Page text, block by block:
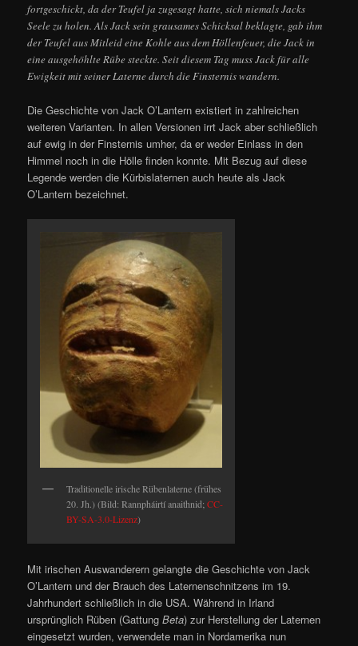
fortgeschickt, da der Teufel ja zugesagt hatte, sich niemals Jacks
Seele zu holen. Als Jack sein grausames Schicksal beklagte, gab ihm
der Teufel aus Mitleid eine Kohle aus dem Höllenfeuer, die Jack in
eine ausgehöhlte Rübe steckte. Seit diesem Tag muss Jack für alle
Ewigkeit mit seiner Laterne durch die Finsternis wandern.
Die Geschichte von Jack O’Lantern existiert in zahlreichen
weiteren Varianten. In allen Versionen irrt Jack aber schließlich
auf ewig in der Finsternis umher, da er weder Einlass in den
Himmel noch in die Hölle finden konnte. Mit Bezug auf diese
Legende werden die Kürbislaternen auch heute als Jack
O’Lantern bezeichnet.
Traditionelle irische Rübenlaterne (frühes
20. Jh.) (Bild: Rannpháirtí anaithnid;CC-
BY-SA-3.0-Lizenz)
Mit irischen Auswanderern gelangte die Geschichte von Jack
O’Lantern und der Brauch des Laternenschnitzens im 19.
Jahrhundert schließlich in die USA. Während in Irland
ursprünglich Rüben (GattungBeta) zur Herstellung der Laternen
eingesetzt wurden, verwendete man in Nordamerika nun